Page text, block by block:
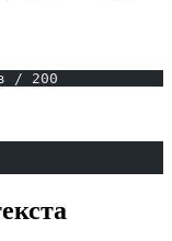
/ 200